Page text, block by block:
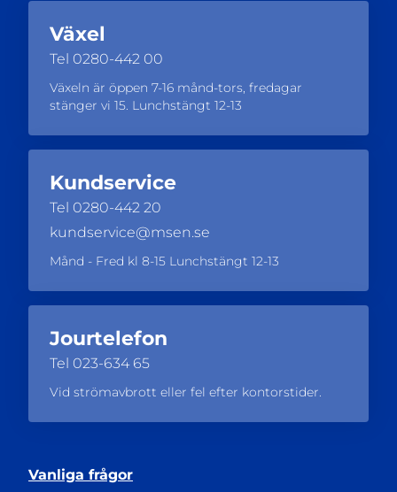
Växel
Tel 0280-442 00
Växeln är öppen 7-16 månd-tors, fredagar
stänger vi 15. Lunchstängt 12-13
Kundservice
Tel 0280-442 20
kundservice@msen.se
Månd - Fred kl 8-15 Lunchstängt 12-13
Jourtelefon
Tel 023-634 65
Vid strömavbrott eller fel efter kontorstider.
Vanliga frågor